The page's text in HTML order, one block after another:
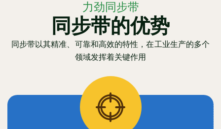
力劲同步带
同步带的优势
同步带以其精准、可靠和高效的特性，在工业生产的多个
领域发挥着关键作用